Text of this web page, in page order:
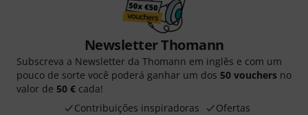
Newsletter Thomann
Subscreva a Newsletter da Thomann em inglês e com um
pouco de sorte você poderá ganhar um dos 50 vouchers no
valor de 50 € cada!
Contribuições inspiradoras
Ofertas